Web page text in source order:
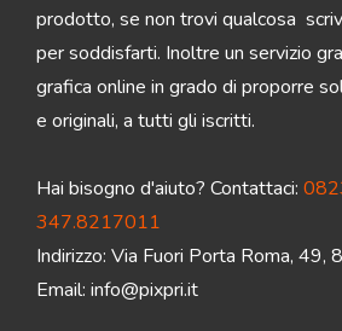
prodotto, se non trovi qualcosa
per soddisfarti. Inoltre un servizio
grafica online in grado di proporre
e originali, a tutti gli iscritti.
Hai bisogno d'aiuto? Contattaci:
347.8217011
Indirizzo: Via Fuori Porta Roma, 49,
Email: info@pixpri.it